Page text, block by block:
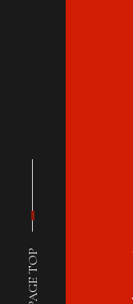
PAGE TOP